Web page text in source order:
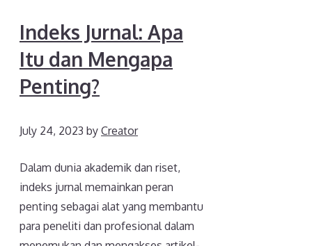
Indeks Jurnal: Apa
Itu dan Mengapa
Penting?
July 24, 2023 by Creator
Dalam dunia akademik dan riset,
indeks jurnal memainkan peran
penting sebagai alat yang membantu
para peneliti dan profesional dalam